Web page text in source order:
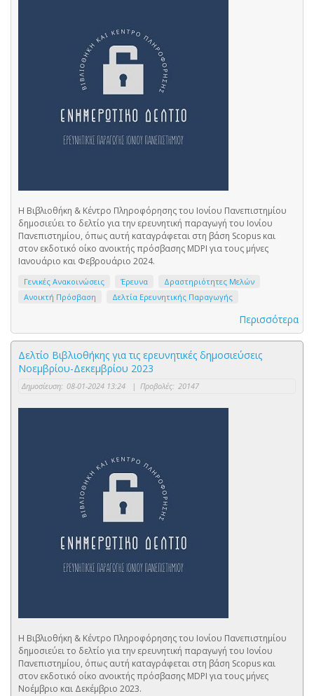
Η Βιβλιοθήκη & Κέντρο Πληροφόρησης του Ιονίου Πανεπιστημίου
δημοσιεύει το δελτίο για την ερευνητική παραγωγή του Ιονίου
Πανεπιστημίου, όπως αυτή καταγράφεται στη βάση Scopus και
στον εκδοτικό οίκο ανοικτής πρόσβασης MDPI για τους μήνες
Ιανουάριο και Φεβρουάριο 2024.
Γενικές Ανακοινώσεις Έρευνα
Δραστηριότητες Μελών
Ανοικτή Πρόσβαση
Δελτία Ερευνητικής Παραγωγής
Περισσότερα
Δελτίο Βιβλιοθήκης για τις ερευνητικές δημοσιεύσεις
Νοεμβρίου-Δεκεμβρίου 2023
Δημοσίευση: 08-01-2024 13:24 | Προβολές: 20147
Η Βιβλιοθήκη & Κέντρο Πληροφόρησης του Ιονίου Πανεπιστημίου
δημοσιεύει το δελτίο για την ερευνητική παραγωγή του Ιονίου
Πανεπιστημίου, όπως αυτή καταγράφεται στη βάση Scopus και
στον εκδοτικό οίκο ανοικτής πρόσβασης MDPI για τους μήνες
Νοέμβριο και Δεκέμβριο 2023.